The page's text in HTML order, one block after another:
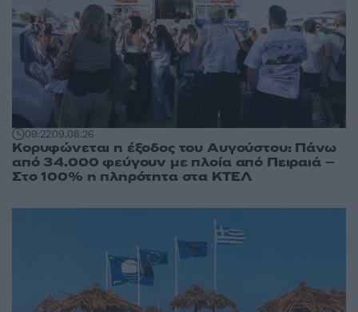
09:2209.08.26
Κορυφώνεται η έξοδος του Αυγούστου: Πάνω
από 34.000 φεύγουν με πλοία από Πειραιά –
Στο 100% η πληρότητα στα ΚΤΕΛ